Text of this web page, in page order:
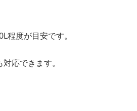
程度が目安です。
応できます。